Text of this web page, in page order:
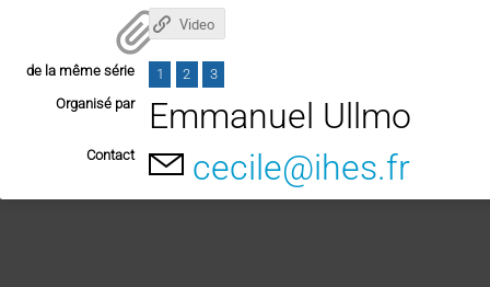
Video
de la même série 1 2
3
Organisé par
Emmanuel Ullmo
Contact cecile@ihes.fr